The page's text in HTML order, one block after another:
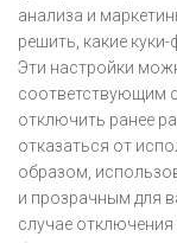
анализа и
решить, какие
Эти настройки
соответствующим
отключить ранее
отказаться от
образом,
и прозрачным для
случае отключения